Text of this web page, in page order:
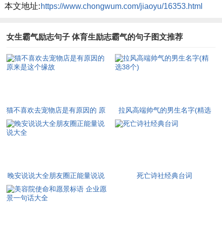
本文地址:https://www.chongwum.com/jiaoyu/16353.html
女生霸气励志句子 体育生励志霸气的句子图文推荐
猫不喜欢去宠物店是有原因的 原
来是这个缘故
拉风高端帅气的男生名字(精选
38个)
晚安说说大全朋友圈正能量说说
大全
死亡诗社经典台词